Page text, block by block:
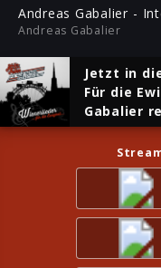
Andreas Gabalier -
Andreas Gabalier
Jetzt in
Für die
Gabalier